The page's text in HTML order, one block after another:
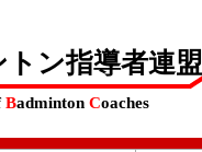
ン指導者連盟
Badminton Coaches